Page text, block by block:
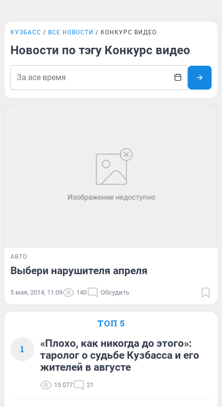
КУЗБАСС ВСЕ НОВОСТИ КОНКУРС ВИДЕО
Новости по тэгу Конкурс видео
АВТО
Выбери нарушителя апреля
5 мая, 2014, 11:09 140 Обсудить
ТОП 5
1
«Плохо, как никогда до этого»:
таролог о судьбе Кузбасса и его
жителей в августе
15 077 21